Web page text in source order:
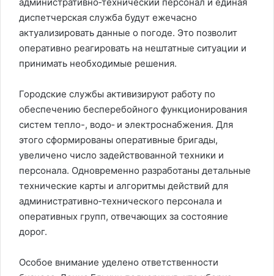
диспетчерская служба будут ежечасно
актуализировать данные о погоде. Это позволит
оперативно реагировать на нештатные ситуации и
принимать необходимые решения.
Городские службы активизируют работу по
обеспечению бесперебойного функционирования
систем тепло-, водо‑ и электроснабжения. Для
этого сформированы оперативные бригады,
увеличено число задействованной техники и
персонала. Одновременно разработаны детальные
технические карты и алгоритмы действий для
административно‑технического персонала и
оперативных групп, отвечающих за состояние
дорог.
Особое внимание уделено ответственности